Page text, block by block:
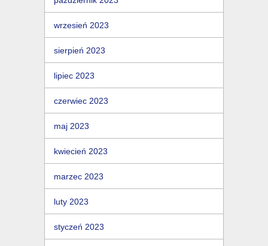
wrzesień 2023
sierpień 2023
lipiec 2023
czerwiec 2023
maj 2023
kwiecień 2023
marzec 2023
luty 2023
styczeń 2023